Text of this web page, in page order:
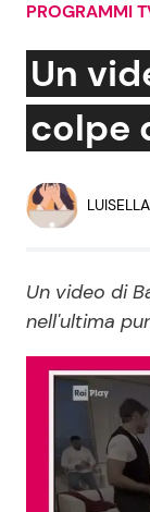
Social
News dal mondo
PROGRAMMI
Un
colpe
Un video di
nell'ultima